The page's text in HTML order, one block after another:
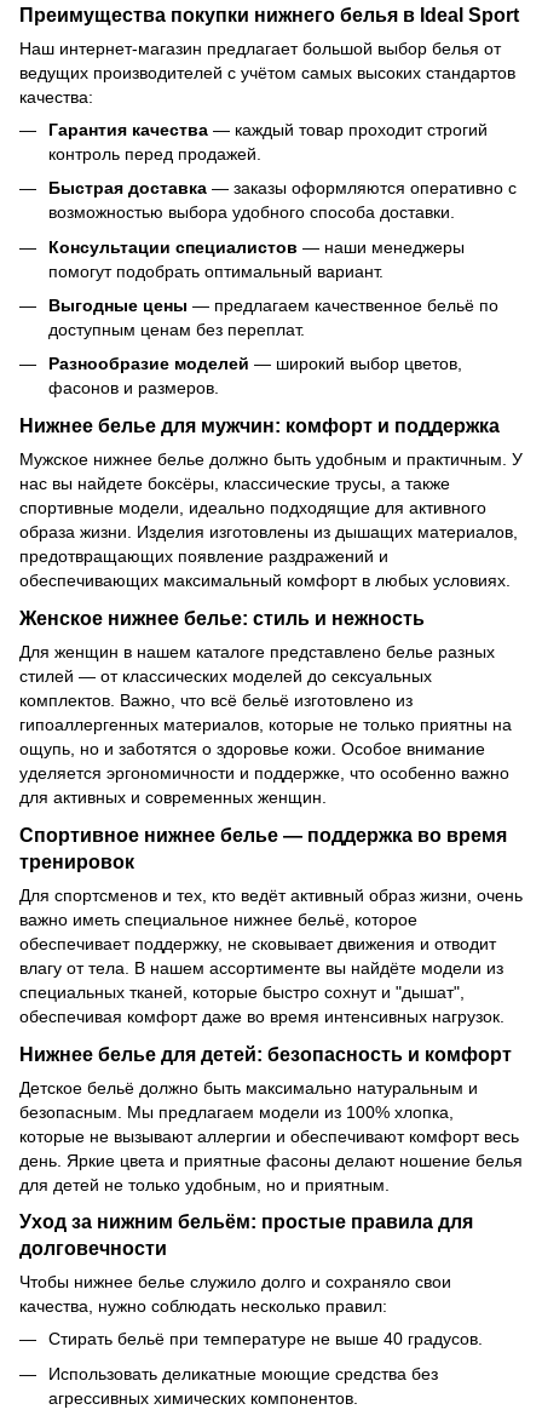
Преимущества покупки нижнего белья в Ideal Sport
Наш интернет-магазин предлагает большой выбор белья от
ведущих производителей с учётом самых высоких стандартов
качества:
Гарантия качества — каждый товар проходит строгий
контроль перед продажей.
Быстрая доставка — заказы оформляются оперативно с
возможностью выбора удобного способа доставки.
Консультации специалистов — наши менеджеры
помогут подобрать оптимальный вариант.
Выгодные цены — предлагаем качественное бельё по
доступным ценам без переплат.
Разнообразие моделей — широкий выбор цветов,
фасонов и размеров.
Нижнее белье для мужчин: комфорт и поддержка
Мужское нижнее белье должно быть удобным и практичным. У
нас вы найдете боксёры, классические трусы, а также
спортивные модели, идеально подходящие для активного
образа жизни. Изделия изготовлены из дышащих материалов,
предотвращающих появление раздражений и
обеспечивающих максимальный комфорт в любых условиях.
Женское нижнее белье: стиль и нежность
Для женщин в нашем каталоге представлено белье разных
стилей — от классических моделей до сексуальных
комплектов. Важно, что всё бельё изготовлено из
гипоаллергенных материалов, которые не только приятны на
ощупь, но и заботятся о здоровье кожи. Особое внимание
уделяется эргономичности и поддержке, что особенно важно
для активных и современных женщин.
Спортивное нижнее белье — поддержка во время
тренировок
Для спортсменов и тех, кто ведёт активный образ жизни, очень
важно иметь специальное нижнее бельё, которое
обеспечивает поддержку, не сковывает движения и отводит
влагу от тела. В нашем ассортименте вы найдёте модели из
специальных тканей, которые быстро сохнут и "дышат",
обеспечивая комфорт даже во время интенсивных нагрузок.
Нижнее белье для детей: безопасность и комфорт
Детское бельё должно быть максимально натуральным и
безопасным. Мы предлагаем модели из 100% хлопка,
которые не вызывают аллергии и обеспечивают комфорт весь
день. Яркие цвета и приятные фасоны делают ношение белья
для детей не только удобным, но и приятным.
Уход за нижним бельём: простые правила для
долговечности
Чтобы нижнее белье служило долго и сохраняло свои
качества, нужно соблюдать несколько правил:
Стирать бельё при температуре не выше 40 градусов.
Использовать деликатные моющие средства без
агрессивных химических компонентов.